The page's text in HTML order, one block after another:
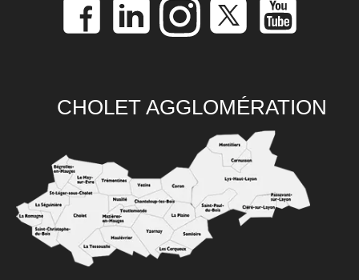
CHOLET AGGLOMÉRATION